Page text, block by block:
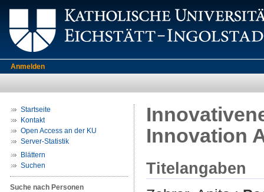
Anmelden
Startseite
Kontakt
Open Access an der KU
Server-Statistik
Blättern
Suchen
Suche nach Personen
Innovation
Titelangaben